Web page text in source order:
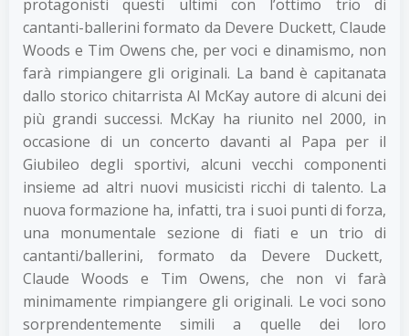
protagonisti questi ultimi con l’ottimo trio di
cantanti-ballerini formato da Devere Duckett, Claude
Woods e Tim Owens che, per voci e dinamismo, non
farà rimpiangere gli originali. La band è capitanata
dallo storico chitarrista Al McKay autore di alcuni dei
più grandi successi. McKay ha riunito nel 2000, in
occasione di un concerto davanti al Papa per il
Giubileo degli sportivi, alcuni vecchi componenti
insieme ad altri nuovi musicisti ricchi di talento. La
nuova formazione ha, infatti, tra i suoi punti di forza,
una monumentale sezione di fiati e un trio di
cantanti/ballerini, formato da Devere Duckett,
Claude Woods e Tim Owens, che non vi farà
minimamente rimpiangere gli originali. Le voci sono
sorprendentemente simili a quelle dei loro